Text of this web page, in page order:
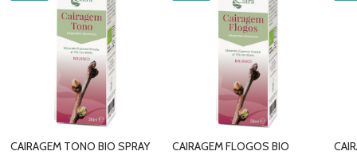
CAIRAGEM TONO BIO SPRAY
CAIRAGEM FLOGOS BIO